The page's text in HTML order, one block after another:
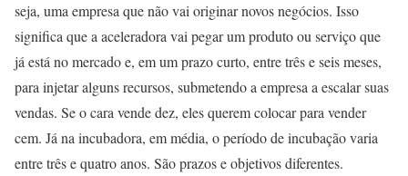
seja, uma empresa que não vai originar novos negócios. Isso
significa que a aceleradora vai pegar um produto ou serviço que
já está no mercado e, em um prazo curto, entre três e seis meses,
para injetar alguns recursos, submetendo a empresa a escalar suas
vendas. Se o cara vende dez, eles querem colocar para vender
cem. Já na incubadora, em média, o período de incubação varia
entre três e quatro anos. São prazos e objetivos diferentes.